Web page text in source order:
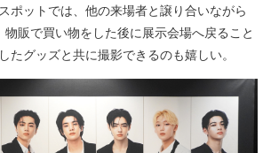
ポットでは、他の来場者と譲り合いながら
販で買い物をした後に展示会場へ戻ること
たグッズと共に撮影できるのも嬉しい。